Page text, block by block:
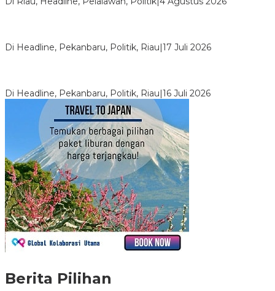
Di Headline, Pekanbaru, Politik, Riau|17 Juli 2026
Di Headline, Pekanbaru, Politik, Riau|16 Juli 2026
Berita Pilihan